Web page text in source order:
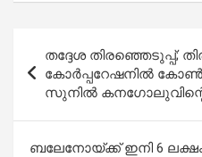
navigation
തദ്ദേശ തിരഞ്ഞെടുപ്പ്;
കോര്‍പ്പറേഷനില്‍
സുനില്‍ കനഗോലുവിന്റെ
ബലേനോയ്ക്ക് ഇനി 6